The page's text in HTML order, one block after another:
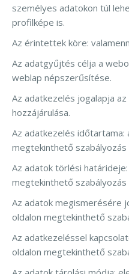
személyes adatokon túl
profilképe is.
Az érintettek köre:
Az adatgyűjtés célja a
weblap népszerűsítése.
Az adatkezelés jogalapja
hozzájárulása.
Az adatkezelés
megtekinthető szabályozás
Az adatok törlési
megtekinthető szabályozás
Az adatok megismerésére
oldalon megtekinthető
Az adatkezeléssel
oldalon megtekinthető